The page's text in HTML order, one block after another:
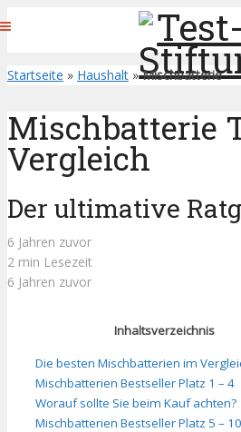
Startseite » Haushalt »Mischbatterie
Mischbatterie
Vergleich
Der ultimative
6 Jahren zuvor
2 min Lesezeit
6 Jahren zuvor
Inhaltsverzeichnis
Die besten Mischbatterien im
Mischbatterien Bestseller Platz 1 – 4
Worauf sollte Sie beim Kauf achten?
Mischbatterien Bestseller Platz 5 – 10